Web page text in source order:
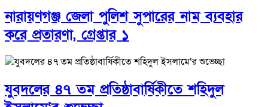
নারায়ণগঞ্জ জেলা পুলিশ সুপারের নাম ব্যবহার
করে প্রতারণা, গ্রেপ্তার ১
যুবদলের ৪৭ তম প্রতিষ্ঠাবার্ষিকীতে শহিদুল